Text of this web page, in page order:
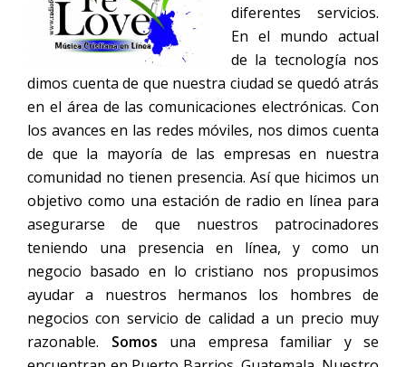
diferentes servicios.
En el mundo actual
de la tecnología nos
dimos cuenta de que nuestra ciudad se quedó atrás
en el área de las comunicaciones electrónicas. Con
los avances en las redes móviles, nos dimos cuenta
de que la mayoría de las empresas en nuestra
comunidad no tienen presencia. Así que hicimos un
objetivo como una estación de radio en línea para
asegurarse de que nuestros patrocinadores
teniendo una presencia en línea, y como un
negocio basado en lo cristiano nos propusimos
ayudar a nuestros hermanos los hombres de
negocios con servicio de calidad a un precio muy
razonable. Somos una empresa familiar y se